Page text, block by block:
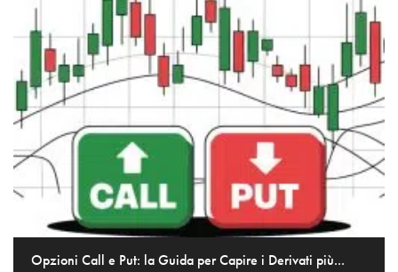
Opzioni Call e Put: la Guida per Capire i Derivati più...